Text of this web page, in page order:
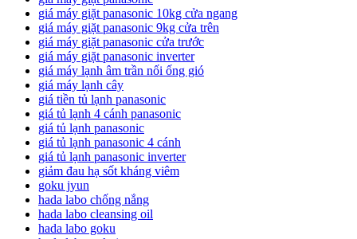
giá máy giặt panasonic 10kg cửa ngang
giá máy giặt panasonic 9kg cửa trên
giá máy giặt panasonic cửa trước
giá máy giặt panasonic inverter
giá máy lạnh âm trần nối ống gió
giá máy lạnh cây
giá tiền tủ lạnh panasonic
giá tủ lạnh 4 cánh panasonic
giá tủ lạnh panasonic
giá tủ lạnh panasonic 4 cánh
giá tủ lạnh panasonic inverter
giảm đau hạ sốt kháng viêm
goku jyun
hada labo chống nắng
hada labo cleansing oil
hada labo goku